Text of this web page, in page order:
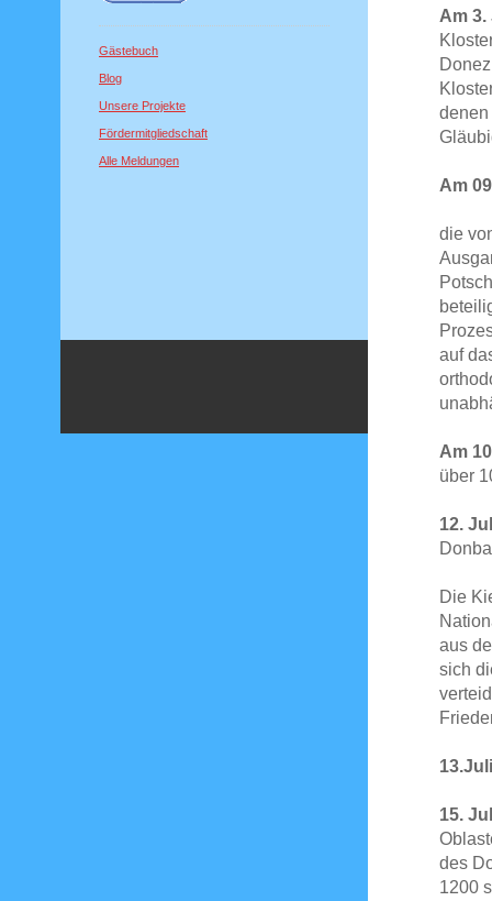
Gästebuch
Blog
Unsere Projekte
Fördermitgliedschaft
Alle Meldungen
Am 3.
Am
die
auf
Am
über
12.
Die
aus
sich
13.Juli
15.
des
1200